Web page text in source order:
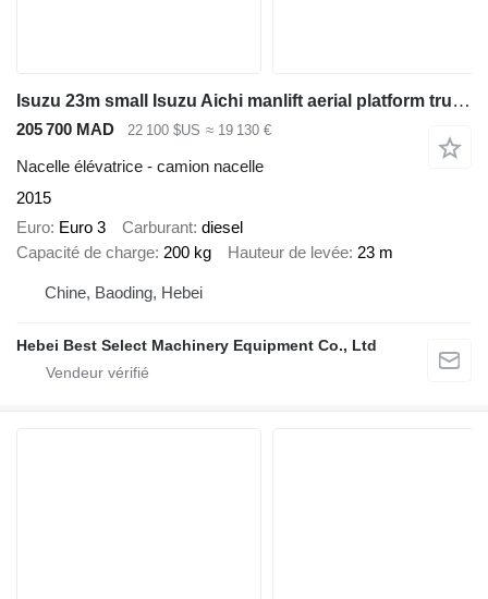
Isuzu 23m small Isuzu Aichi manlift aerial platform truck ISUZU 100P c
205 700 MAD 22 100 $US ≈ 19 130 €
Nacelle élévatrice - camion nacelle
2015
Euro Euro 3 Carburant diesel
Capacité de charge 200 kg Hauteur de levée 23 m
Chine, Baoding, Hebei
Hebei Best Select Machinery Equipment Co., Ltd